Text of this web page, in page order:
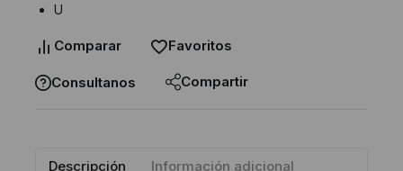
U
Comparar Favoritos
Consultanos Compartir
Descripción Información adicional